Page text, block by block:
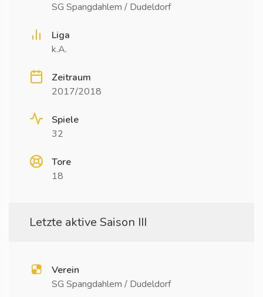
SG Spangdahlem / Dudeldorf
Liga
k.A.
Zeitraum
2017/2018
Spiele
32
Tore
18
Letzte aktive Saison III
Verein
SG Spangdahlem / Dudeldorf